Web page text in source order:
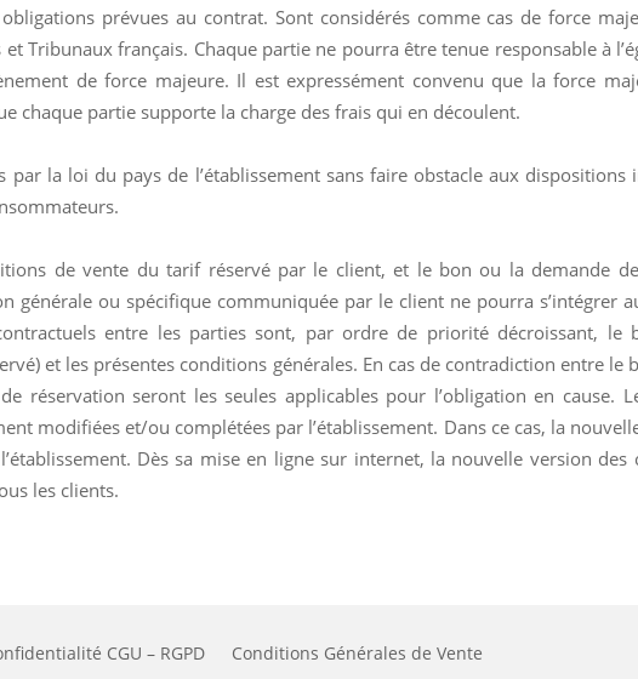
prévues au contrat. Sont considérés comme cas de force
Tribunaux français. Chaque partie ne pourra être tenue responsable à
de force majeure. Il est expressément convenu que la force
chaque partie supporte la charge des frais qui en découlent.
par la loi du pays de l’établissement sans faire obstacle aux dispositions
de vente du tarif réservé par le client, et le bon ou la demande
générale ou spécifique communiquée par le client ne pourra s’intégrer
entre les parties sont, par ordre de priorité décroissant,
et les présentes conditions générales. En cas de contradiction entre le
réservation seront les seules applicables pour l’obligation en cause.
modifiées et/ou complétées par l’établissement. Dans ce cas, la
Dès sa mise en ligne sur internet, la nouvelle version des
les clients.
CGU – RGPD Conditions Générales de Vente